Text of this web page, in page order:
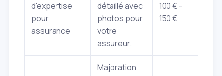
d'expertise
pour
assurance
détaillé avec
photos pour
votre
assureur.
100 € -
150 €
Majoration